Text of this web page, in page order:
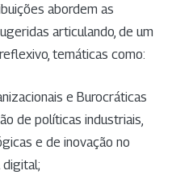
abordem as
articulando, de um
temáticas como:
e Burocráticas
de políticas industriais,
e de inovação no
digital;